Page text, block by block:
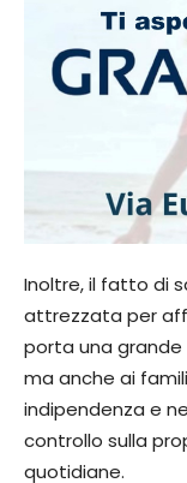
Inoltre, il fatto di
attrezzata per
porta una grande
ma anche ai
indipendenza e
controllo sulla
quotidiane.